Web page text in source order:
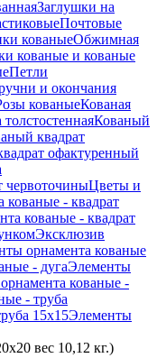
Заглушки на
Почтовые
кованыеОбжимная
кованые и кованые
Петли
и окончания
кованыеКованая
Кованый
квадрат
офактуренный
червоточиныЦветы и
- квадрат
кованые - квадрат
Эксклюзив
орнамента кованые
- дугаЭлементы
кованые -
- труба
15х15Элементы
вес 10,12 кг.)